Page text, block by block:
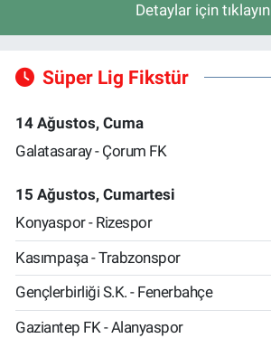
Detaylar için tıklayın
Süper Lig Fikstür
14 Ağustos, Cuma
Galatasaray - Çorum FK
15 Ağustos, Cumartesi
Konyaspor - Rizespor
Kasımpaşa - Trabzonspor
Gençlerbirliği S.K. - Fenerbahçe
Gaziantep FK - Alanyaspor